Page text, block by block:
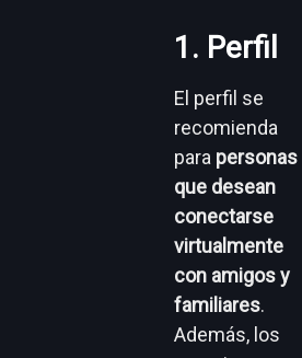
cuál es la mejor
alternativa para
tu objetivo en
Facebook, te
mostraremos la
diferencia entre
estas dos
posibilidades.
También